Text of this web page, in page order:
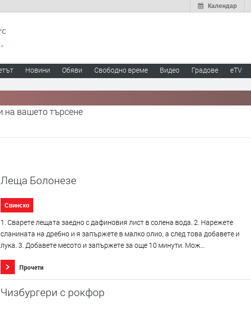
Календар
°C
Новини Обяви Свободно време Видео Градове eTV
на вашето търсене
Леща Болонезе
Свинско
1. Сварете лещата заедно с дафиновия лист в солена вода. 2. Нарежете
сланината на дребно и я запържете в малко олио, а след това добавете и
лука. 3. Добавете месото и запържете за още 10 минути. Мож...
Прочети
Чизбургери с рокфор